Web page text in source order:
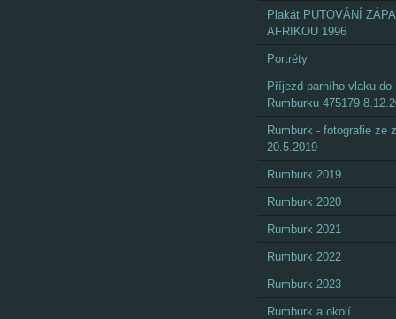
Plakát PUTOVÁNÍ
AFRIKOU 1996
Portréty
Příjezd parního vlaku do
Rumburku 475179
Rumburk - fotografie ze
20.5.2019
Rumburk 2019
Rumburk 2020
Rumburk 2021
Rumburk 2022
Rumburk 2023
Rumburk a okolí